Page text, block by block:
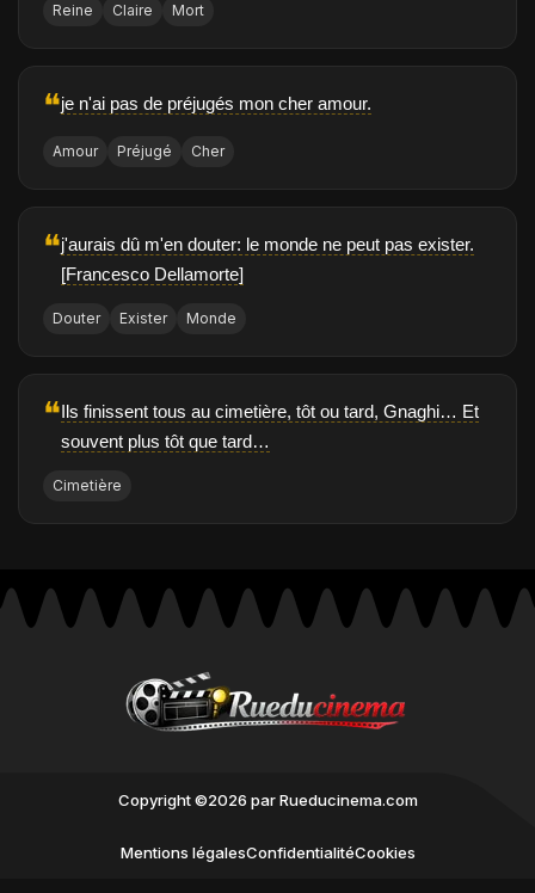
Reine Claire Mort
❝je n'ai pas de préjugés mon cher amour.
Amour Préjugé Cher
❝j'aurais dû m'en douter: le monde ne peut pas exister.
[Francesco Dellamorte]
Douter Exister Monde
❝Ils finissent tous au cimetière, tôt ou tard, Gnaghi… Et
souvent plus tôt que tard…
Cimetière
Copyright ©2026 par Rueducinema.com
Mentions légalesConfidentialitéCookies